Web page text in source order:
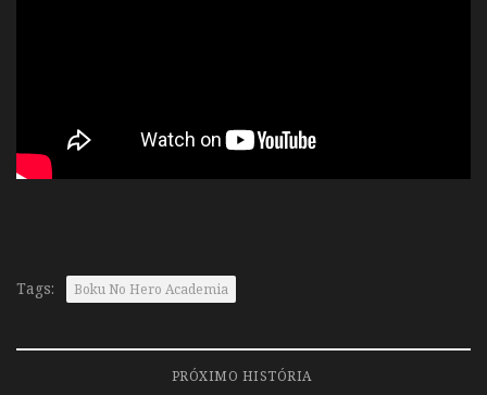
Tags: Boku No Hero Academia
PRÓXIMO HISTÓRIA